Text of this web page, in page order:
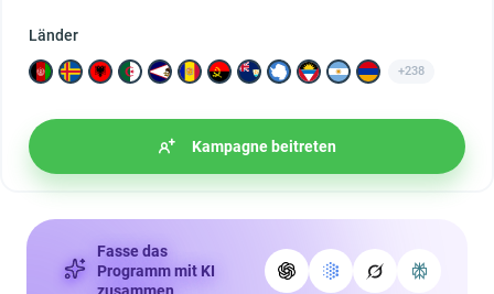
Länder
+238
Kampagne beitreten
Fasse das
Programm mit KI